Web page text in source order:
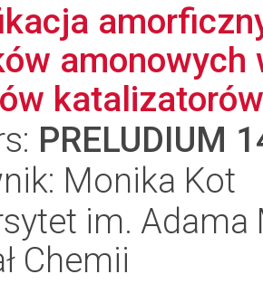
PRELUDIUM
Monika Kot
im.
Chemii